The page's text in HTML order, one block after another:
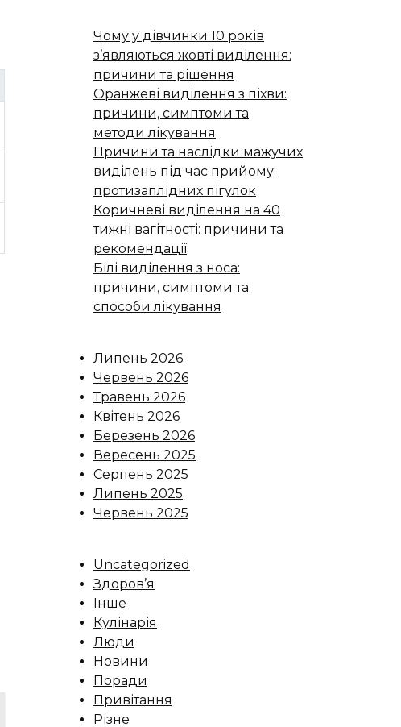
Чому у дівчинки 10 років
з’являються жовті виділення:
причини та рішення
Оранжеві виділення з піхви:
причини, симптоми та
методи лікування
Причини та наслідки мажучих
виділень під час прийому
протизаплідних пігулок
Коричневі виділення на 40
тижні вагітності: причини та
рекомендації
Білі виділення з носа:
причини, симптоми та
способи лікування
Липень 2026
Червень 2026
Травень 2026
Квітень 2026
Березень 2026
Вересень 2025
Серпень 2025
Липень 2025
Червень 2025
Uncategorized
Здоров’я
Інше
Кулінарія
Люди
Новини
Поради
Привітання
Різне